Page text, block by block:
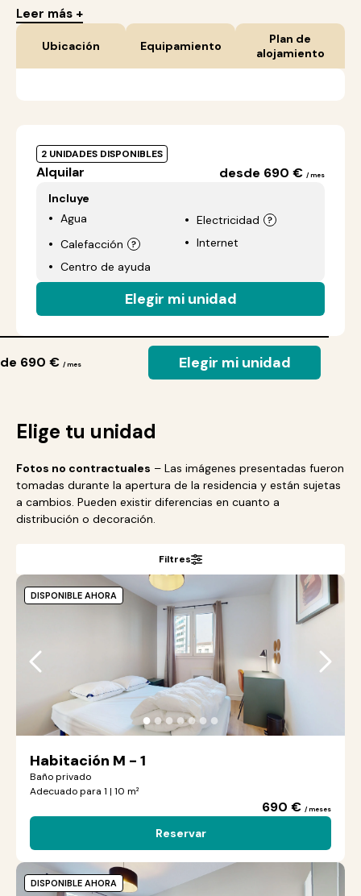
Leer más +
Ubicación Equipamiento
Plan de
alojamiento
2 UNIDADES DISPONIBLES
Alquilar desde 690 € / mes
Incluye
Agua
Electricidad
Calefacción
Internet
Centro de ayuda
Elegir mi unidad
690 € / mes Elegir mi unidad
Elige tu unidad
Fotos no contractuales – Las imágenes presentadas fueron
tomadas durante la apertura de la residencia y están sujetas
a cambios. Pueden existir diferencias en cuanto a
distribución o decoración.
Filtres
●●●●●● ●
Habitación M - 1
Baño privado
Adecuado para 1 | 10 m²
690 € / meses
Reservar
DISPONIBLE AHORA
DISPONIBLE AHORA